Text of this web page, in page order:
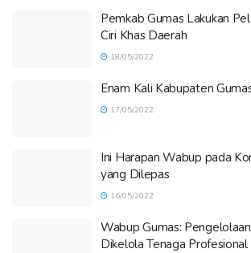
Pemkab Gumas Lakukan
Ciri Khas Daerah
18/05/2022
Enam Kali Kabupaten
17/05/2022
Ini Harapan Wabup pada
yang Dilepas
16/05/2022
Wabup Gumas:
Dikelola Tenaga Profesional